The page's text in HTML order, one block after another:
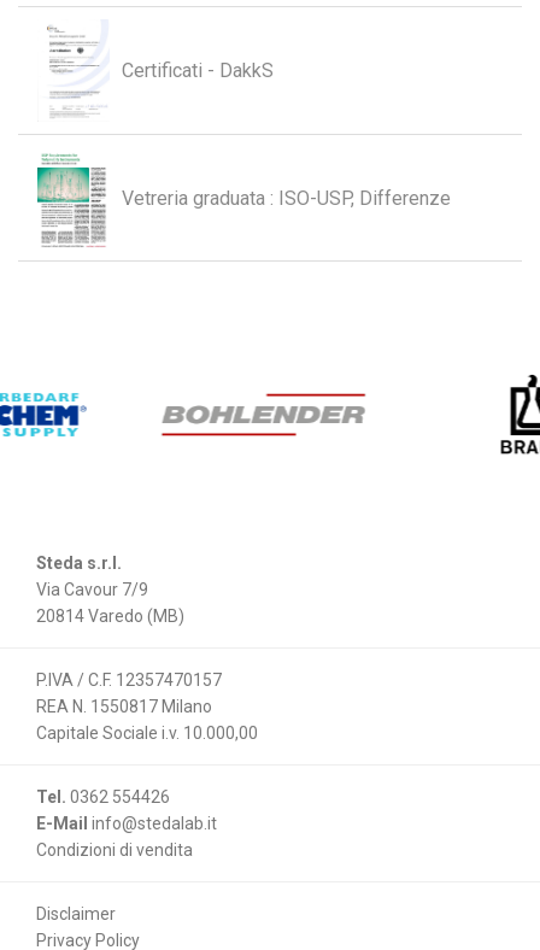
Certificati - DakkS
Vetreria graduata : ISO-USP, Differenze
Steda s.r.l.
Via Cavour 7/9
20814 Varedo (MB)
P.IVA / C.F. 12357470157
REA N. 1550817 Milano
Capitale Sociale i.v. 10.000,00
Tel. 0362 554426
E-Mail info@stedalab.it
Condizioni di vendita
Disclaimer
Privacy Policy